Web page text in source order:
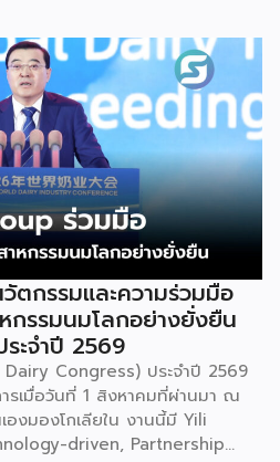
การแสดง เพราะทำหน้าที่จดบันทึก
ถิ่นฐาน สะท้อนภูมิปัญญาทาง
กย้ำจิตวิญญาณอันแข็งแกร่งของ
าม ตำนานเล่าว่า ยามอพยพย้าย
งชาวเหมียวต้องเผชิญกับเทือกเขา
เปิดทางให้เพื่อนพ้องเดินทางผ่าน
างกายของตนกลิ้งทับพงหนาม
ให้คนในเผ่า ด้วยเหตุนี้ คนรุ่นหลังจึง
งกล่าวมาต่อยอดและรังสรรค์เป็น
พื่อรำลึกถึงความกล้าหาญและหยาด
ดยทุกท่วงท่าการกลิ้งตัวคือการ
กระโดดสะท้อนถึงจิตวิญญาณอัน
ซานจูถือเป็นหนึ่งในศิลปะการ
สุดของชนเผ่าเหมียว ผู้แสดงจะ
ระณีต และสวมหมวกขนไก่ฟ้า
จุดที่ท้าทายที่สุดคือเสียงเพลงจะ
เต้นจึงต้องเป่าลู่เซิงอย่าง
ามที่ต้องโลดโผนด้วยท่วงท่าที่ยาก
ตกรรมและความร่วมมือ
กรรมนมโลกอย่างยั่งยืน
ะจำปี 2569
Congress) ประจำปี 2569
รเมื่อวันที่ 1 สิงหาคมที่ผ่านมา ณ
งมองโกเลียใน งานนี้มี Yili
driven, Partnership